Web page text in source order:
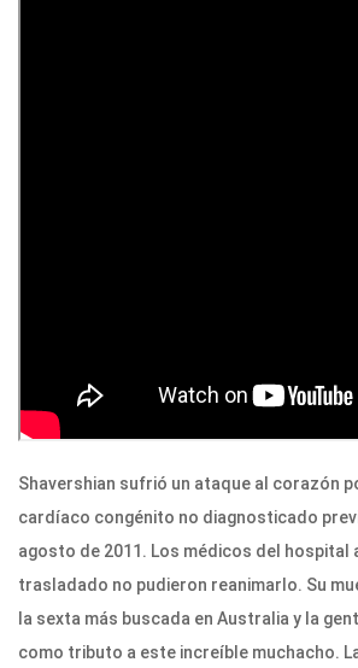
Shavershian sufrió un ataque al corazón
cardíaco congénito no diagnosticado
agosto de 2011. Los médicos del hospital
trasladado no pudieron reanimarlo. Su
la sexta más buscada en Australia y la
como tributo a este increíble muchacho.